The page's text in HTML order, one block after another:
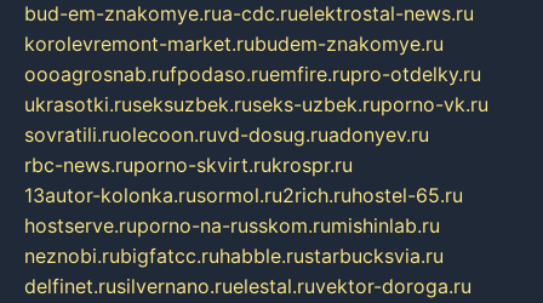
bud-em-znakomye.rua-cdc.ruelektrostal-news.ru
korolevremont-market.rubudem-znakomye.ru
oooagrosnab.rufpodaso.ruemfire.rupro-otdelky.ru
ukrasotki.ruseksuzbek.ruseks-uzbek.ruporno-vk.ru
sovratili.ruolecoon.ruvd-dosug.ruadonyev.ru
rbc-news.ruporno-skvirt.rukrospr.ru
13autor-kolonka.rusormol.ru2rich.ruhostel-65.ru
hostserve.ruporno-na-russkom.rumishinlab.ru
neznobi.rubigfatcc.ruhabble.rustarbucksvia.ru
delfinet.rusilvernano.ruelestal.ruvektor-doroga.ru